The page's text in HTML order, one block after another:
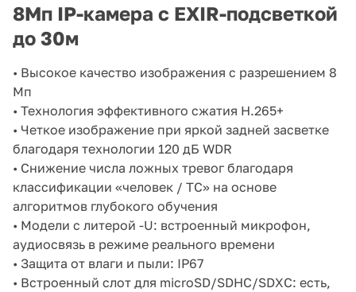
пересечения линии; слот для
microSD до 256Гб; встроенный
микрофон; 1 RJ45 10M/100M
25%/PoE(802.3af); 7.5Вт макс;
-40 °C...+60 °C; IP67; вес 0.89кг.
8Мп IP-камера с EXIR-подсветкой
до 30м
• Высокое качество изображения с разрешением 8
Мп
• Технология эффективного сжатия H.265+
• Четкое изображение при яркой задней засветке
благодаря технологии 120 дБ WDR
• Снижение числа ложных тревог благодаря
классификации «человек / ТС» на основе
алгоритмов глубокого обучения
• Модели с литерой -U: встроенный микрофон,
аудиосвязь в режиме реального времени
• Защита от влаги и пыли: IP67
• Встроенный слот для microSD/SDHC/SDXC: есть,